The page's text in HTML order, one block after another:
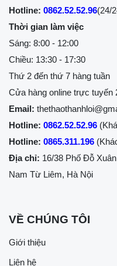
Hotline: 0862.52.52.96(24/
Thời gian làm việc
Sáng: 8:00 - 12:00
Chiều: 13:30 - 17:30
Thứ 2 đến thứ 7 hàng tuần
Cửa hàng online trực tuyến
Email:
Hotline: 0862.52.52.96
Hotline: 0865.311.196
Địa chỉ: 16/38 Phố Đỗ
Nam Từ Liêm, Hà Nội
VỀ CHÚNG TÔI
Giới thiệu
Liên hệ